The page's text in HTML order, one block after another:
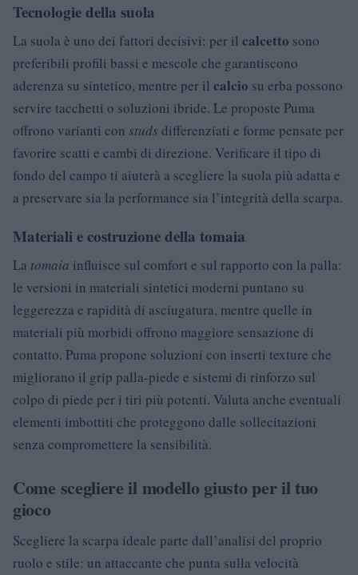
Tecnologie della suola
La suola è uno dei fattori decisivi: per il calcetto sono
preferibili profili bassi e mescole che garantiscono
aderenza su sintetico, mentre per il calcio su erba possono
servire tacchetti o soluzioni ibride. Le proposte Puma
offrono varianti con studs differenziati e forme pensate per
favorire scatti e cambi di direzione. Verificare il tipo di
fondo del campo ti aiuterà a scegliere la suola più adatta e
a preservare sia la performance sia l’integrità della scarpa.
Materiali e costruzione della tomaia
La tomaia influisce sul comfort e sul rapporto con la palla:
le versioni in materiali sintetici moderni puntano su
leggerezza e rapidità di asciugatura, mentre quelle in
materiali più morbidi offrono maggiore sensazione di
contatto. Puma propone soluzioni con inserti texture che
migliorano il grip palla-piede e sistemi di rinforzo sul
colpo di piede per i tiri più potenti. Valuta anche eventuali
elementi imbottiti che proteggono dalle sollecitazioni
senza compromettere la sensibilità.
Come scegliere il modello giusto per il tuo
gioco
Scegliere la scarpa ideale parte dall’analisi del proprio
ruolo e stile: un attaccante che punta sulla velocità